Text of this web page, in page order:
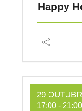
Happy
29
17:00 - 21:00